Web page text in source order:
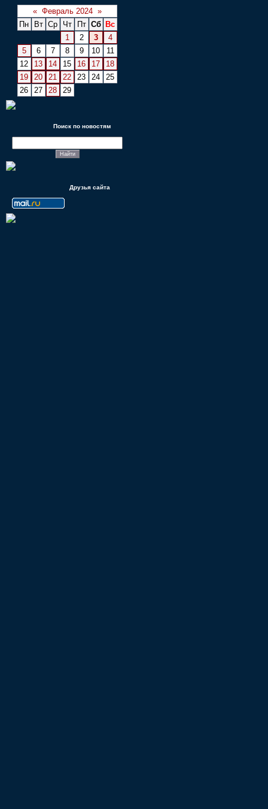
« Февраль 2024 »
Пн
Вт Ср Чт Пт Сб
Вс
1
2 3
4
5
6 7 8 9 10
11
12
13 14 15 16 17
18
19
20 21 22 23 24
25
26
27 28 29
Поиск по новостям
Друзья сайта